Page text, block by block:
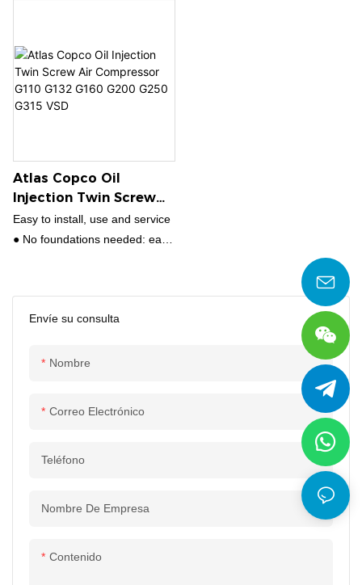
Envíe su consulta
Nombre
Correo Electrónico
Teléfono
Nombre De Empresa
Contenido
2901200415 para filtros PD90
de BOAO
Atlas Copco Oil
Injection Twin Screw
Air Compressor G110
G132 G160 G200 G250
Easy to install, use and service
● No foundations needed: easy
silenced package.
● Easy to transport and simple